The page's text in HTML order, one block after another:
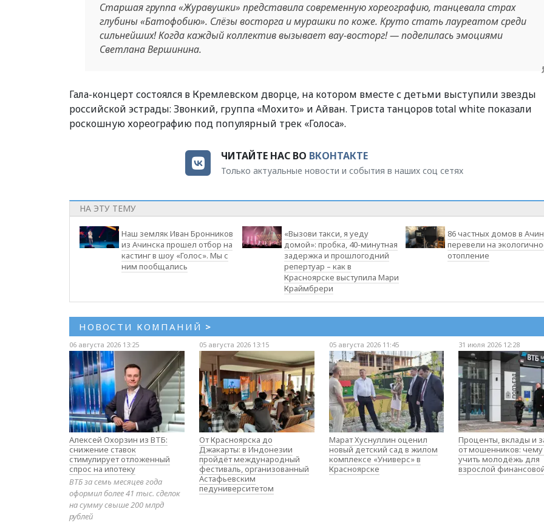
Старшая группа «Журавушки» представила современную хореографию, танцевала страх
глубины «Батофобию». Слёзы восторга и мурашки по коже. Круто стать лауреатом среди
сильнейших! Когда каждый коллектив вызывает вау-восторг! — поделилась эмоциями
Светлана Вершинина.
Гала-концерт состоялся в Кремлевском дворце, на котором вместе с детьми выступили звезды
российской эстрады: Звонкий, группа «Мохито» и Айван. Триста танцоров total white показали
роскошную хореографию под популярный трек «Голоса».
ЧИТАЙТЕ НАС ВО ВКОНТАКТЕ
Только актуальные новости и события в наших соц сетях
НА ЭТУ ТЕМУ
Наш земляк Иван Бронников
из Ачинска прошел отбор на
кастинг в шоу «Голос». Мы с
ним пообщались
«Вызови такси, я уеду
домой»: пробка, 40-минутная
задержка и прошлогодний
репертуар – как в
Красноярске выступила Мари
Краймбрери
86 частных домов в
перевели на
отопление
НОВОСТИ КОМПАНИЙ >
06 августа 2026 13:25
Алексей Охорзин из ВТБ:
снижение ставок
стимулирует отложенный
спрос на ипотеку
ВТБ за семь месяцев года
оформил более 41 тыс. сделок
на сумму свыше 200 млрд
рублей
05 августа 2026 13:15
От Красноярска до
Джакарты: в Индонезии
пройдёт международный
фестиваль, организованный
Астафьевским
педуниверситетом
05 августа 2026 11:45
Марат Хуснуллин оценил
новый детский сад в жилом
комплексе «Универс» в
Красноярске
31 июля 2026 12:28
Проценты, вклады и
от мошенников: чему
учить молодёжь для
взрослой